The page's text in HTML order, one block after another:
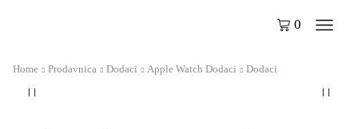
0
Home Prodavnica Dodaci Apple Watch Dodaci Dodaci